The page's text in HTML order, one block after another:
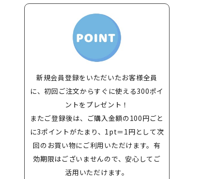
新規会員登録をいただいたお客様全員
に、初回ご注文からすぐに使える300ポイ
ントをプレゼント！
またご登録後は、ご購入金額の100円ごと
に3ポイントがたまり、1pt＝1円として次
回のお買い物にご利用いただけます。有
効期限はございませんので、安心してご
活用いただけます。